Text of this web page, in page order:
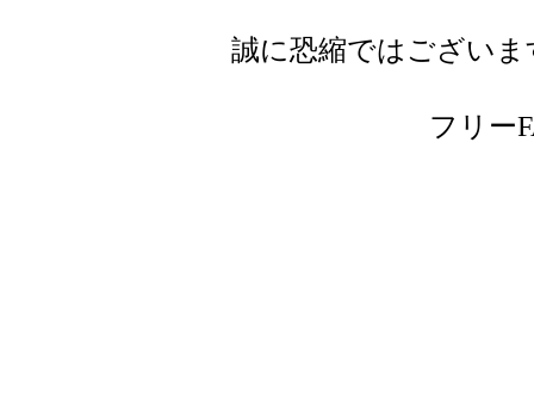
誠に恐縮ではござい
フリー